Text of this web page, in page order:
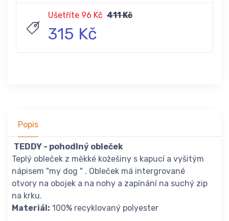
Ušetříte 96 Kč 411 Kč
315 Kč
Popis
TEDDY - pohodlný obleček
Teplý obleček z měkké kožešiny s kapucí a vyšitým
nápisem "my dog " . Obleček má intergrované
otvory na obojek a na nohy a zapínání na suchý zip
na krku.
Materiál: 100% recyklovaný polyester